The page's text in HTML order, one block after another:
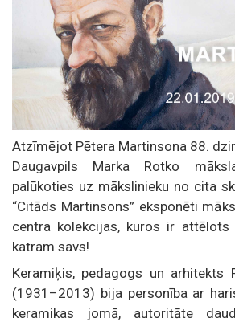
Atzīmējot Pētera Martinsona 88.
Daugavpils Marka Rotko
palūkoties uz mākslinieku no cita
“Citāds Martinsons” eksponēti
centra kolekcijas, kuros ir attēlots
katram savs!
Keramiķis, pedagogs un arhitekts
(1931–2013) bija personība ar
keramikas jomā, autoritāte